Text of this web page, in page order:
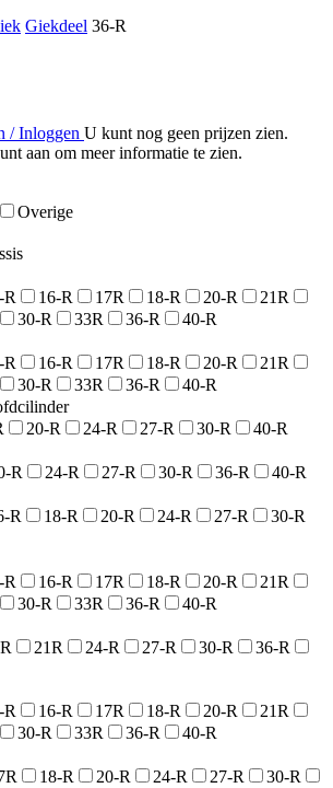
Giekdeel 36-R
/ Inloggen U kunt nog geen prijzen zien.
aan om meer informatie te zien.
Overige
R 16-R 17R 18-R 20-R
21R
30-R 33R 36-R
40-R
R 16-R 17R 18-R 20-R
21R
30-R 33R 36-R
40-R
20-R 24-R 27-R 30-R
40-R
R 24-R 27-R 30-R 36-R
40-R
R 18-R 20-R 24-R 27-R
30-R
R 16-R 17R 18-R 20-R
21R
30-R 33R 36-R
40-R
21R 24-R 27-R 30-R
36-R
R 16-R 17R 18-R 20-R
21R
30-R 33R 36-R
40-R
18-R 20-R 24-R 27-R
30-R